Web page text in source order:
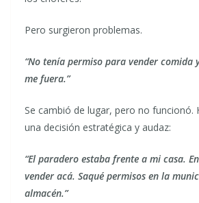
Pero surgieron problemas.
“No tenía permiso para vender comida
me fuera.”
Se cambió de lugar, pero no funcionó.
una decisión estratégica y audaz:
“El paradero estaba frente a mi casa.
vender acá. Saqué permisos en la
almacén.”